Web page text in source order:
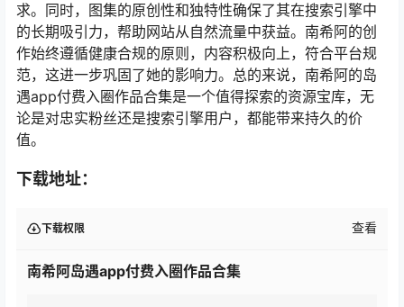
求。同时，图集的原创性和独特性确保了其在搜索引擎中
的长期吸引力，帮助网站从自然流量中获益。南希阿的创
作始终遵循健康合规的原则，内容积极向上，符合平台规
范，这进一步巩固了她的影响力。总的来说，南希阿的岛
遇app付费入圈作品合集是一个值得探索的资源宝库，无
论是对忠实粉丝还是搜索引擎用户，都能带来持久的价
值。
下载地址：
下载权限 查看
南希阿岛遇app付费入圈作品合集